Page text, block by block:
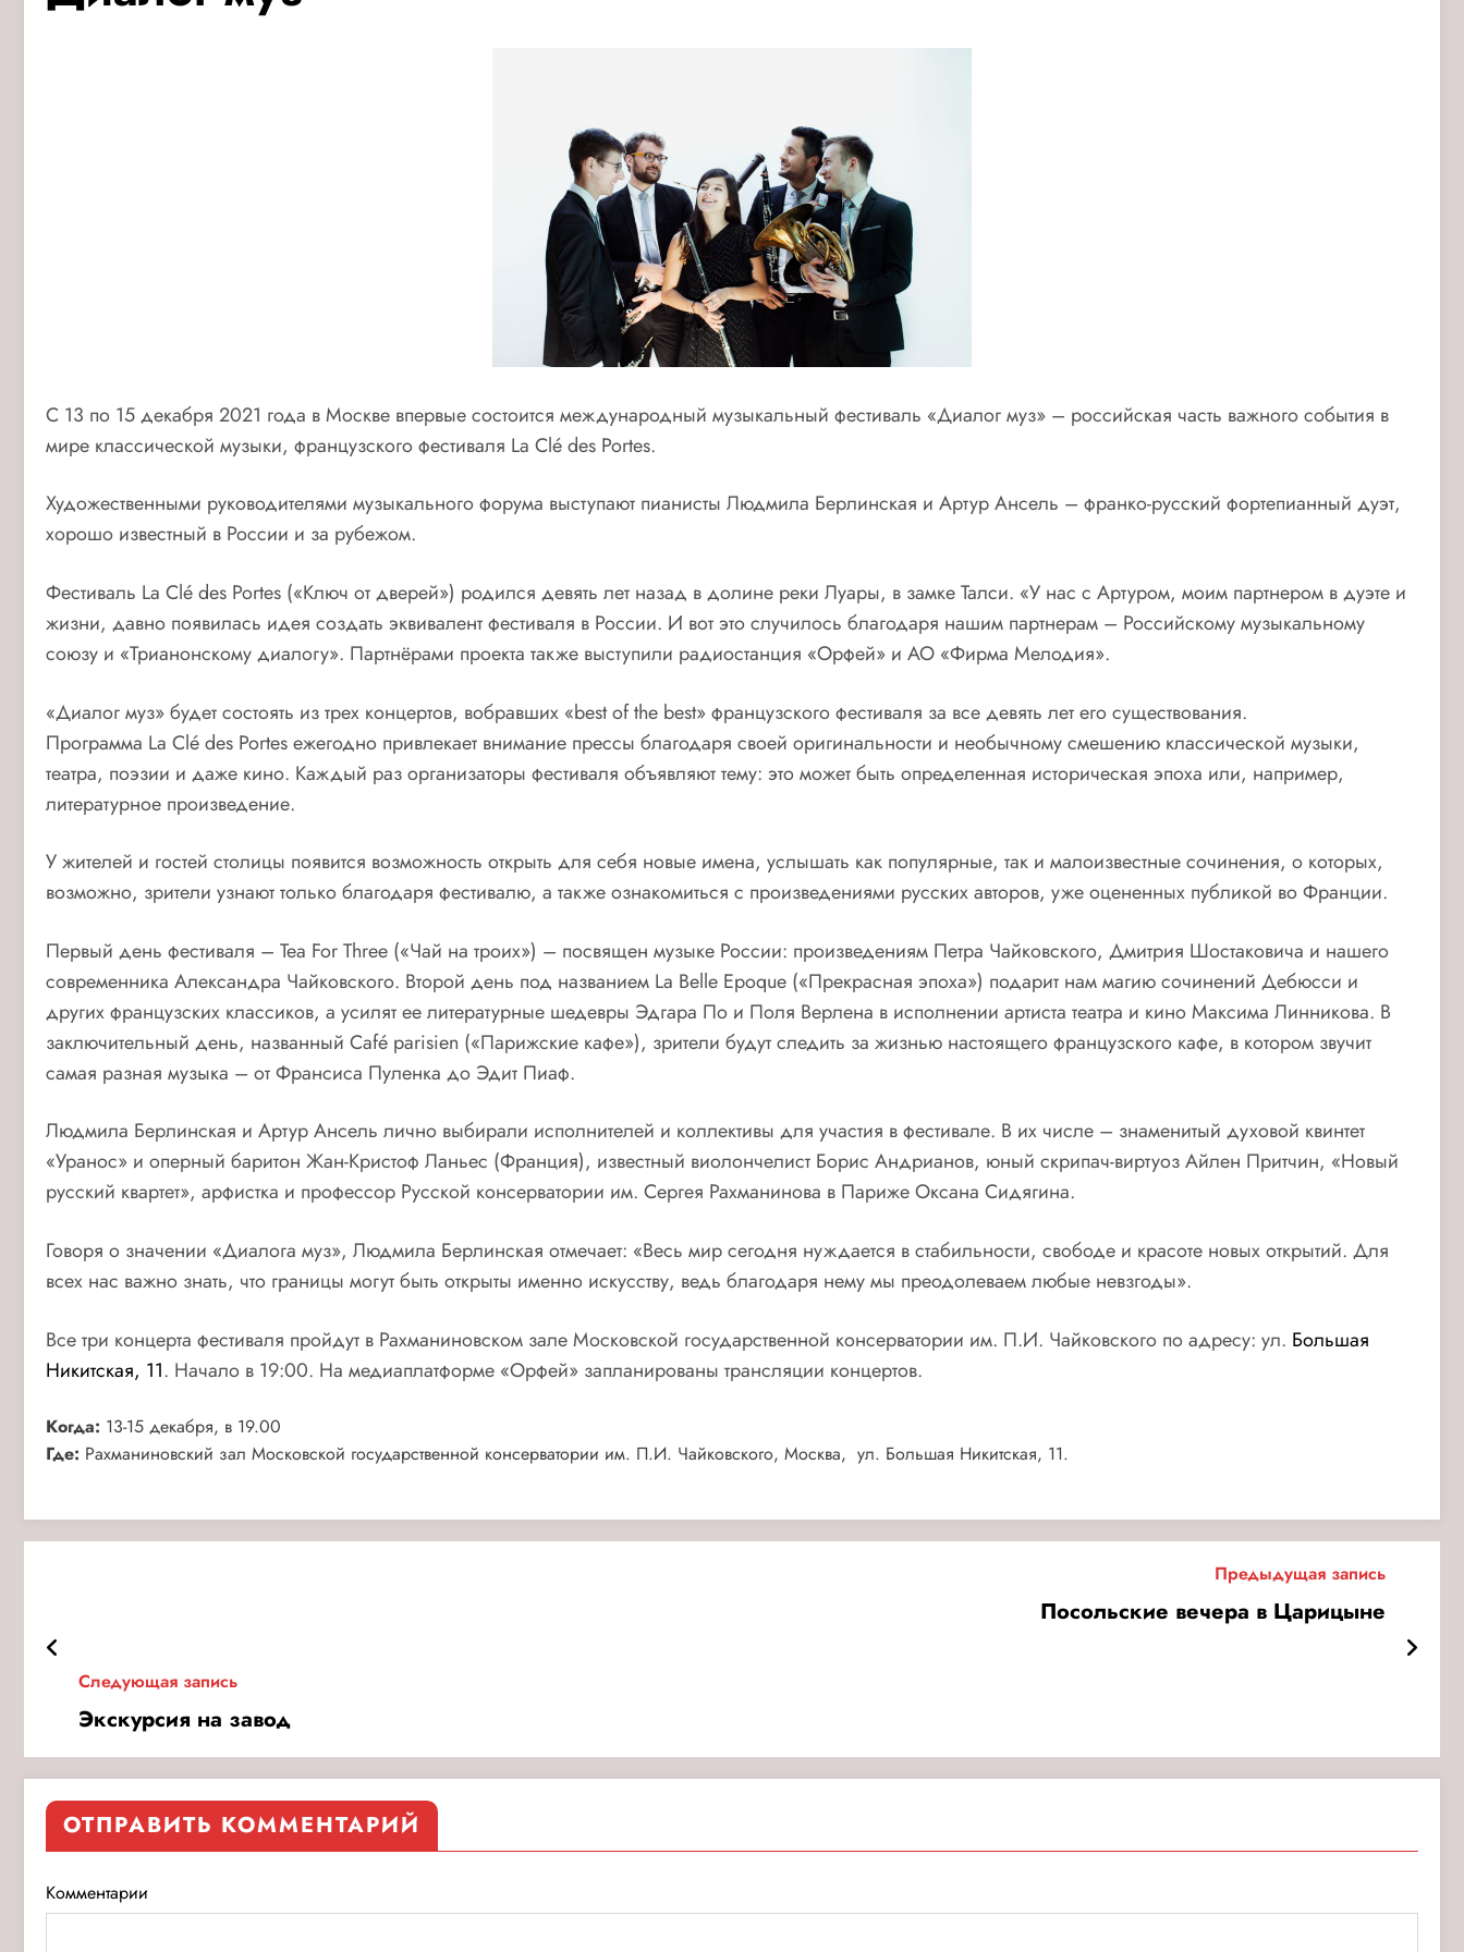
С 13 по 15 декабря 2021 года в Москве впервые состоится международный музыкальный фестиваль «Диалог муз» – российская часть важного события в
мире классической музыки, французского фестиваля La Clédes Portes.
Художественными руководителями музыкального форума выступают пианисты Людмила Берлинская и Артур Ансель – франко-русский фортепианный дуэт,
хорошо известный в России и за рубежом.
Фестиваль La Clédes Portes («Ключ от дверей») родился девять лет назад в долине реки Луары, в замке Талси. «У нас с Артуром, моим партнером в дуэте и
жизни, давно появилась идея создать эквивалент фестиваля в России. И вот это случилось благодаря нашим партнерам – Российскому музыкальному
союзу и «Трианонскому диалогу». Партнёрами проекта также выступили радиостанция «Орфей» и АО «Фирма Мелодия».
«Диалог муз» будет состоять из трех концертов, вобравших «bestofthe best» французского фестиваля за все девять лет его существования.
Программа La Clédes Portesежегодно привлекает внимание прессы благодаря своей оригинальности и необычному смешению классической музыки,
театра, поэзии и даже кино. Каждый раз организаторы фестиваля объявляют тему: это может быть определенная историческая эпоха или, например,
литературное произведение.
У жителей и гостей столицы появится возможность открыть для себя новые имена, услышать как популярные, так и малоизвестные сочинения, о которых,
возможно, зрители узнают только благодаря фестивалю, а также ознакомиться с произведениями русских авторов, уже оцененных публикой во Франции.
Первый день фестиваля – Tea ForThree («Чай на троих») – посвящен музыке России: произведениям Петра Чайковского, Дмитрия Шостаковича и нашего
современника Александра Чайковского. Второй день под названием La Belle Epoque («Прекрасная эпоха») подарит нам магию сочинений Дебюсси и
других французских классиков, а усилят ее литературные шедевры Эдгара По и Поля Верлена в исполнении артиста театра и кино Максима Линникова. В
заключительный день, названный Café parisien («Парижские кафе»), зрители будут следить за жизнью настоящего французского кафе, в котором звучит
самая разная музыка – от Франсиса Пуленка до Эдит Пиаф.
Людмила Берлинская и Артур Ансель лично выбирали исполнителей и коллективы для участия в фестивале. В их числе – знаменитый духовой квинтет
«Уранос» и оперный баритон Жан-Кристоф Ланьес (Франция), известный виолончелист Борис Андрианов, юный скрипач-виртуоз Айлен Притчин, «Новый
русский квартет», арфистка и профессор Русской консерватории им. Сергея Рахманинова в Париже Оксана Сидягина.
Говоря о значении «Диалога муз», Людмила Берлинская отмечает: «Весь мир сегодня нуждается в стабильности, свободе и красоте новых открытий. Для
всех нас важно знать, что границы могут быть открыты именно искусству, ведь благодаря нему мы преодолеваем любые невзгоды».
Все три концерта фестиваля пройдут в Рахманиновском зале Московской государственной консерватории им. П.И. Чайковского по адресу: ул. Большая
Никитская, 11. Начало в 19:00. На медиаплатформе «Орфей» запланированы трансляции концертов.
Когда: 13-15 декабря, в 19.00
Где: Рахманиновский зал Московской государственной консерватории им. П.И. Чайковского, Москва, ул. Большая Никитская, 11.
Предыдущая запись
Посольские вечера в Царицыне
Следующая запись
Экскурсия на завод
ОТПРАВИТЬ КОММЕНТАРИЙ
Комментарии